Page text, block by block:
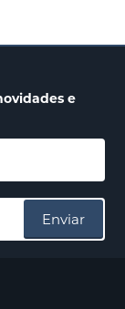
e
Enviar